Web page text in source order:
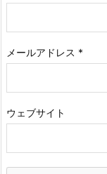
メールアドレス *
ウェブサイト